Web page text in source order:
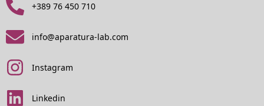
+389 76 450 710
info@aparatura-lab.com
Instagram
Linkedin